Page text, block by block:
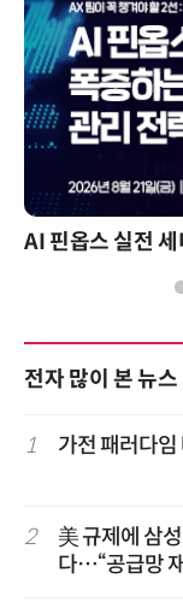
AI 핀옵스 실전
전자 많이 본 뉴스
1 가전 패러다
2
美 규제에 삼
다…“공급망